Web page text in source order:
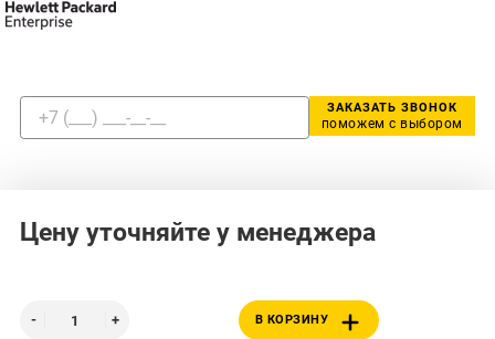
ЗАКАЗАТЬ ЗВОНОК
поможем с выбором
Цену уточняйте у менеджера
В КОРЗИНУ